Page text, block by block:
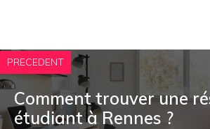
PRECEDENT
Comment trouver une
étudiant à Rennes ?